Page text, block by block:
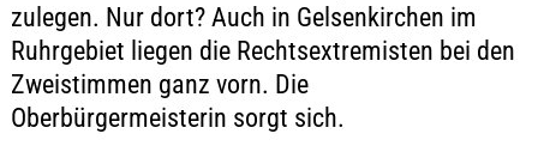
zulegen. Nur dort? Auch in Gelsenkirchen im
Ruhrgebiet liegen die Rechtsextremisten bei den
Zweistimmen ganz vorn. Die
Oberbürgermeisterin sorgt sich.